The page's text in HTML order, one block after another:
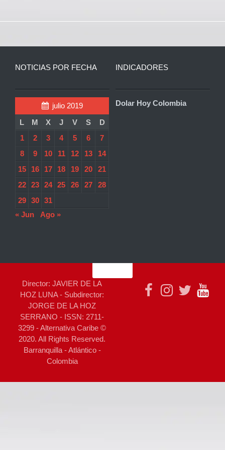
NOTICIAS POR FECHA
julio 2019
L
M X J V S
D
1
2 3 4 5 6
7
8
9 10 11 12 13
14
15
16 17 18 19 20
21
22
23 24 25 26 27
28
29
30
31
« Jun
Ago »
INDICADORES
Dolar Hoy Colombia
Director: JAVIER DE LA
HOZ LUNA - Subdirector:
JORGE DE LA HOZ
SERRANO - ISSN: 2711-
3299 - Alternativa Caribe ©
2020. All Rights Reserved.
Barranquilla - Atlántico -
Colombia